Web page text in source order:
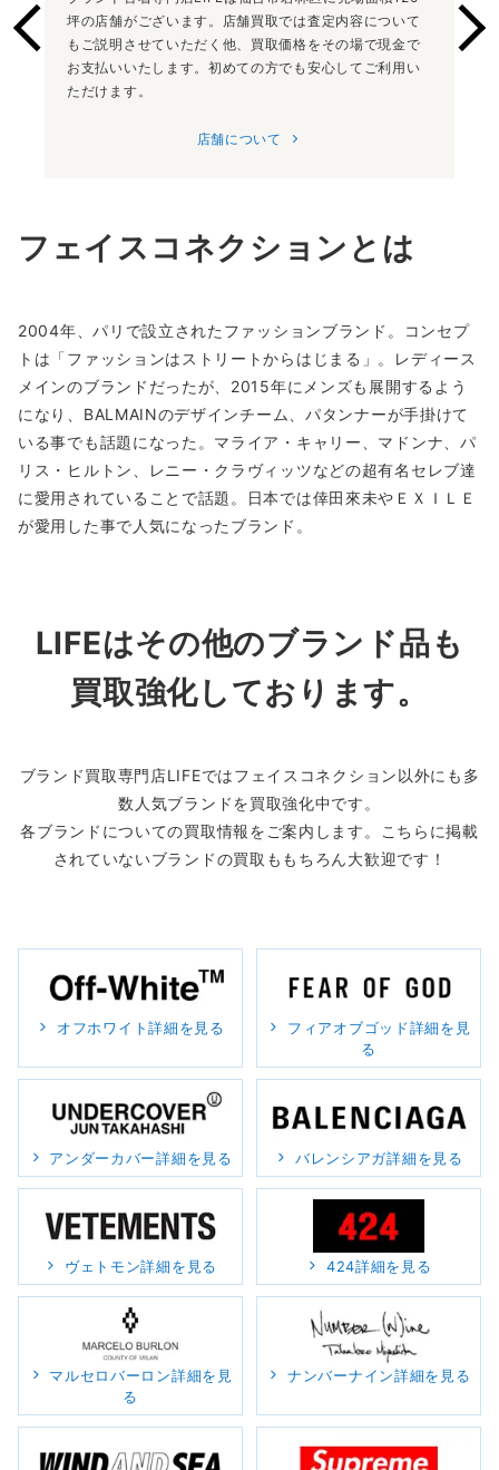
坪の店舗がございます。店舗買取では査定内容について
もご説明させていただく他、買取価格をその場で現金で
お支払いいたします。初めての方でも安心してご利用い
ただけます。
店舗について
フェイスコネクションとは
2004年、パリで設立されたファッションブランド。コンセプ
トは「ファッションはストリートからはじまる」。レディース
メインのブランドだったが、2015年にメンズも展開するよう
になり、BALMAINのデザインチーム、パタンナーが手掛けて
いる事でも話題になった。マライア・キャリー、マドンナ、パ
リス・ヒルトン、レニー・クラヴィッツなどの超有名セレブ達
に愛用されていることで話題。日本では倖田來未やＥＸＩＬＥ
が愛用した事で人気になったブランド。
LIFEはその他のブランド品も
買取強化しております。
ブランド買取専門店LIFEではフェイスコネクション以外にも多
数人気ブランドを買取強化中です。
各ブランドについての買取情報をご案内します。こちらに掲載
されていないブランドの買取ももちろん大歓迎です！
オフホワイト詳細を見る
フィアオブゴッド詳細を見
る
アンダーカバー詳細を見る バレンシアガ詳細を見る
ヴェトモン詳細を見る 424詳細を見る
マルセロバーロン詳細を見
る
ナンバーナイン詳細を見る